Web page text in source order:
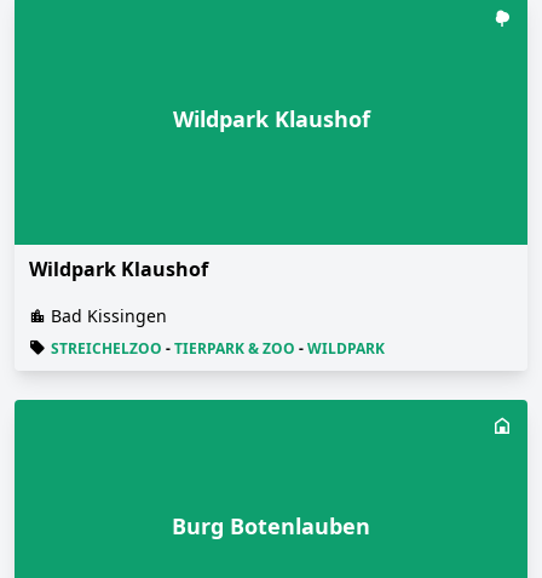
Wildpark Klaushof
Wildpark Klaushof
Bad Kissingen
STREICHELZOO -TIERPARK & ZOO -WILDPARK
Burg Botenlauben